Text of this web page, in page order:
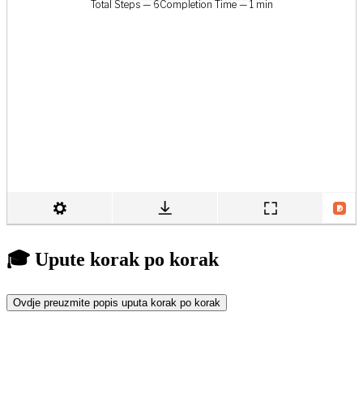
🎓 Upute korak po korak
Ovdje preuzmite popis uputa korak po korak